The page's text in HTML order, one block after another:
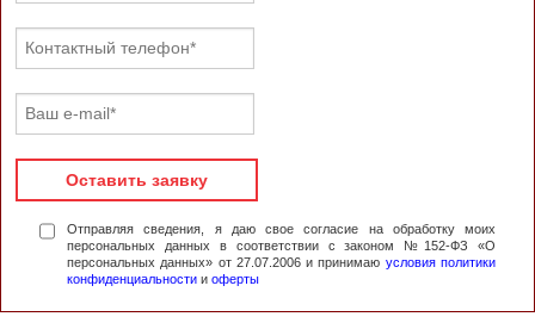
Оставить заявку
Отправляя сведения, я даю свое согласие на обработку моих
персональных данных в соответствии с законом №152-ФЗ «О
персональных данных» от 27.07.2006 и принимаю условия политики
конфиденциальности и оферты